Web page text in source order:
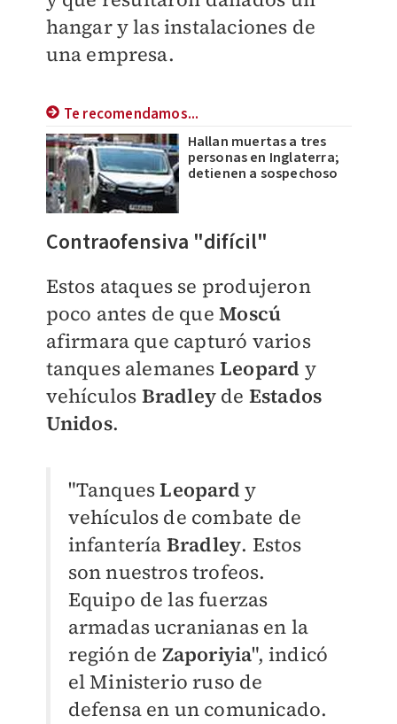
hangar y las instalaciones de
una empresa.
Te recomendamos...
Hallan muertas a tres
personas en Inglaterra;
detienen a sospechoso
Contraofensiva "difícil"
Estos ataques se produjeron
poco antes de queMoscú
afirmara que capturó varios
tanques alemanes Leopard y
vehículos Bradley de Estados
Unidos.
"TanquesLeopard y
vehículos de combate de
infantería Bradley. Estos
son nuestros trofeos.
Equipo de las fuerzas
armadas ucranianas en la
región de Zaporiyia", indicó
el Ministerio ruso de
defensa en un comunicado.